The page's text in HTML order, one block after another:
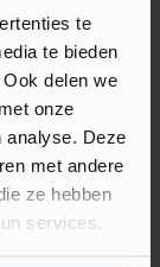
te
te bieden
delen we
onze
analyse. Deze
met andere
ze hebben
services.
en het
geheel
en strak
PVC.
matte